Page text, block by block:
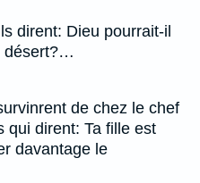
dirent: Dieu pourrait-il
désert?…
de chez le chef
qui dirent: Ta fille est
davantage le